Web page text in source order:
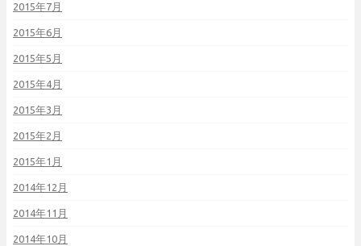
2015年7月
2015年6月
2015年5月
2015年4月
2015年3月
2015年2月
2015年1月
2014年12月
2014年11月
2014年10月